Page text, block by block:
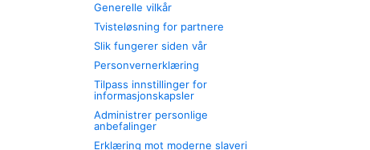
Generelle vilkår
Tvisteløsning for partnere
Slik fungerer siden vår
Personvernerklæring
Tilpass innstillinger for
informasjonskapsler
Administrer personlige
anbefalinger
Erklæring mot moderne slaveri